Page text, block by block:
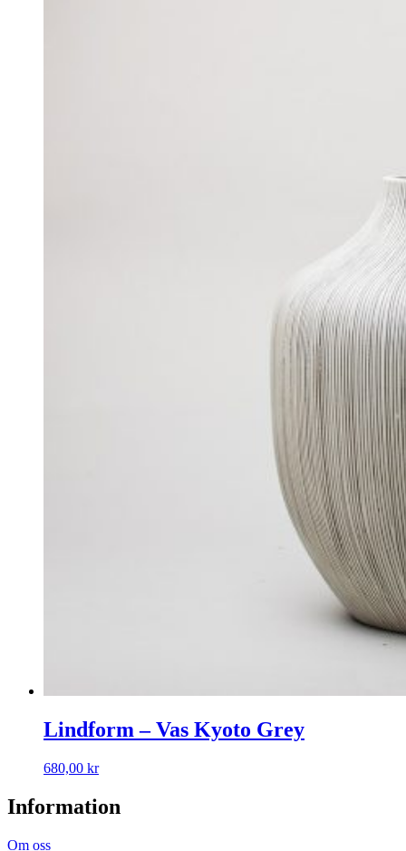
Lindform – Vas Kyoto Grey
680,00 kr
Information
Om oss